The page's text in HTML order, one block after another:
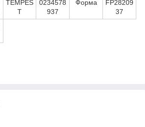
TEMPES
T
0234578
937
Форма
FP28209
37